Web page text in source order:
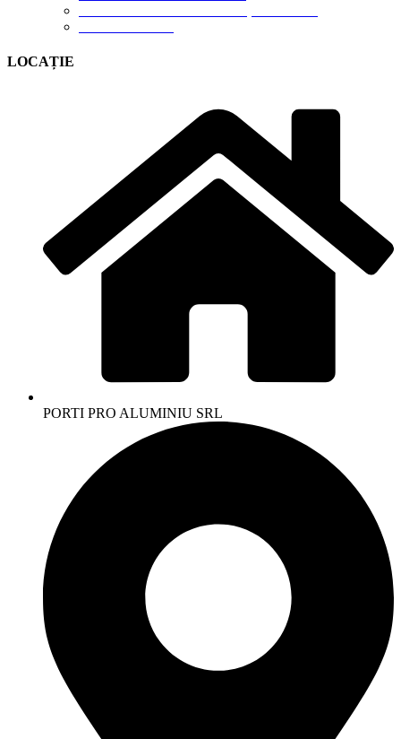
LOCAȚIE
PORTI PRO ALUMINIU SRL